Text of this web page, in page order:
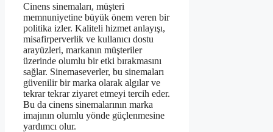
Cinens sinemaları, müşteri
memnuniyetine büyük önem veren bir
politika izler. Kaliteli hizmet anlayışı,
misafirperverlik ve kullanıcı dostu
arayüzleri, markanın müşteriler
üzerinde olumlu bir etki bırakmasını
sağlar. Sinemaseverler, bu sinemaları
güvenilir bir marka olarak algılar ve
tekrar tekrar ziyaret etmeyi tercih eder.
Bu da cinens sinemalarının marka
imajının olumlu yönde güçlenmesine
yardımcı olur.